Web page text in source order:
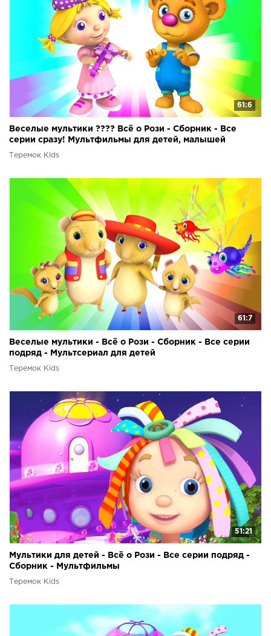
61:6
Веселые мультики ???? Всё о Рози - Сборник - Все
серии сразу! Мультфильмы для детей, малышей
Теремок Kids
61:7
Веселые мультики - Всё о Рози - Сборник - Все серии
подряд - Мультсериал для детей
Теремок Kids
51:21
Мультики для детей - Всё о Рози - Все серии подряд -
Сборник - Мультфильмы
Теремок Kids